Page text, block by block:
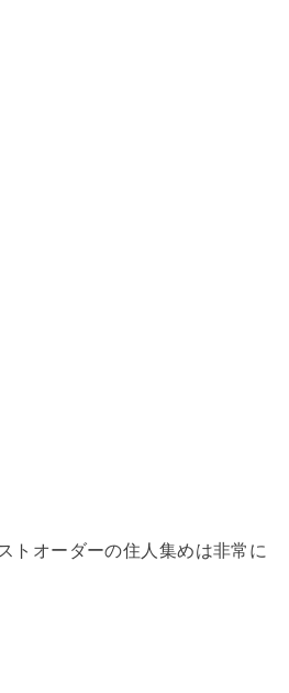
トオーダーの住人集めは非常に